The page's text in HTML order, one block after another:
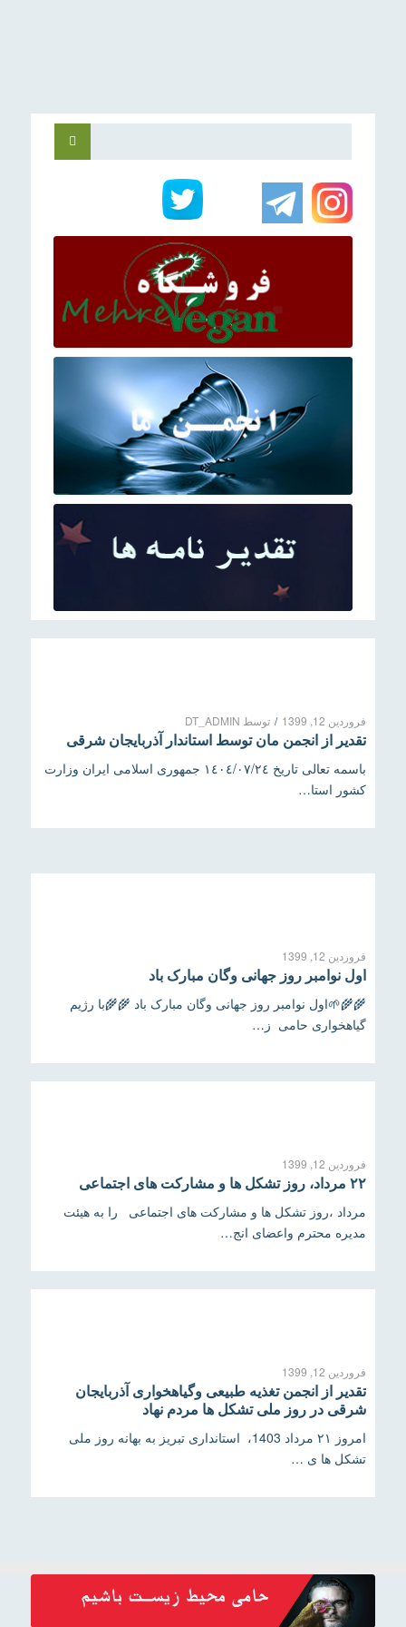
فروردین 12, 1399 / توسط DT_ADMIN
تقدیر از انجمن مان توسط استاندار آذربایجان شرقی
باسمه تعالى تاريخ ١٤٠٤/٠٧/٢٤ جمهوری اسلامی ایران وزارت
کشور استا…
فروردین 12, 1399
اول نوامبر روز جهانی وگان مبارک باد
🌾🌾🌱اول نوامبر روز جهانی وگان مبارک باد 🌾🌾با رژيم
گياهخوارى حامى ز…
فروردین 12, 1399
۲۲ مرداد، روز تشکل ها و مشارکت های اجتماعی
مرداد ،روز تشکل ها و مشارکت های اجتماعی را به هیئت
مدیره محترم واعضای انج…
فروردین 12, 1399
تقدیر از انجمن تغذیه طبیعی وگیاهخواری آذربایجان
شرقی در روز ملی تشکل ها مردم نهاد
امروز ۲۱ مرداد 1403، استانداری تبریز به بهانه روز ملی
تشکل ها ی …